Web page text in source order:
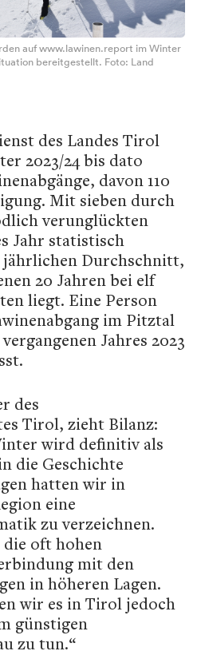
auf www.lawinen.report im Winter
bereitgestellt. Foto: Land
des Landes Tirol
2023/24 bis dato
davon 110
Mit sieben durch
verunglückten
Jahr statistisch
jährlichen Durchschnitt,
20 Jahren bei elf
liegt. Eine Person
im Pitztal
Jahres 2023
des
Tirol, zieht Bilanz:
wird definitiv als
die Geschichte
hatten wir in
eine
zu verzeichnen.
oft hohen
mit den
in höheren Lagen.
wir es in Tirol jedoch
günstigen
zu tun.“